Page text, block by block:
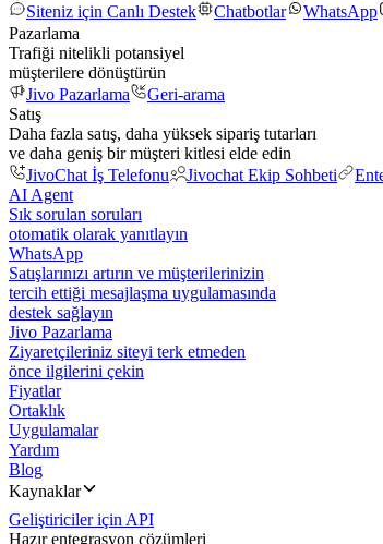
Siteniz için Canlı Destek
Chatbotlar WhatsApp
Pazarlama
Trafiği nitelikli potansiyel
müşterilere dönüştürün
Jivo Pazarlama
Geri-arama
Satış
Daha fazla satış, daha yüksek sipariş tutarları
ve daha geniş bir müşteri kitlesi elde edin
JivoChat İş Telefonu
Jivochat Ekip Sohbeti
AI Agent
Sık sorulan soruları
otomatik olarak yanıtlayın
WhatsApp
Satışlarınızı artırın ve müşterilerinizin
tercih ettiği mesajlaşma uygulamasında
destek sağlayın
Jivo Pazarlama
Ziyaretçileriniz siteyi terk etmeden
önce ilgilerini çekin
Fiyatlar
Ortaklık
Uygulamalar
Yardım
Blog
Kaynaklar
Geliştiriciler için API
Hazır entegrasyon çözümleri